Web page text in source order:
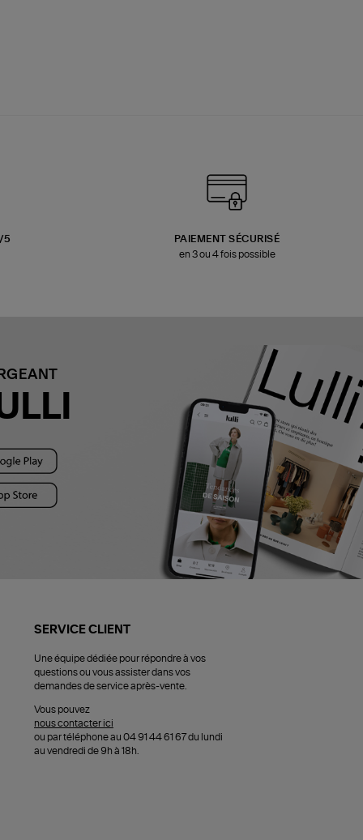
5
PAIEMENT SÉCURISÉ
en 3 ou 4 fois possible
SERVICE CLIENT
Une équipe dédiée pour répondre à vos
questions ou vous assister dans vos
demandes de service après-vente.
Vous pouvez
nous contacter ici
ou par téléphone au 04 91 44 61 67 du lundi
au vendredi de 9h à 18h.